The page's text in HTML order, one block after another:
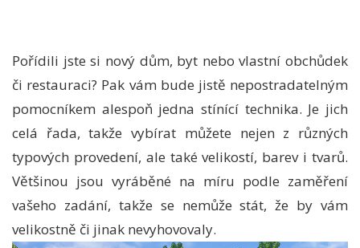
Pořídili jste si nový dům, byt nebo vlastní obchůdek
či restauraci? Pak vám bude jistě nepostradatelným
pomocníkem alespoň jedna stínící technika. Je jich
celá řada, takže vybírat můžete nejen z různých
typových provedení, ale také velikostí, barev i tvarů.
Většinou jsou vyráběné na míru podle zaměření
vašeho zadání, takže se nemůže stát, že by vám
velikostně či jinak nevyhovovaly.